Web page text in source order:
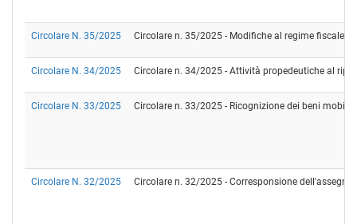
Circolare N. 35/2025 Circolare n. 35/2025 - Modifiche al regime fiscale
Circolare N. 34/2025 Circolare n. 34/2025 - Attività propedeutiche al
Circolare N. 33/2025 Circolare n. 33/2025 - Ricognizione dei beni mobili
Circolare N. 32/2025 Circolare n. 32/2025 - Corresponsione